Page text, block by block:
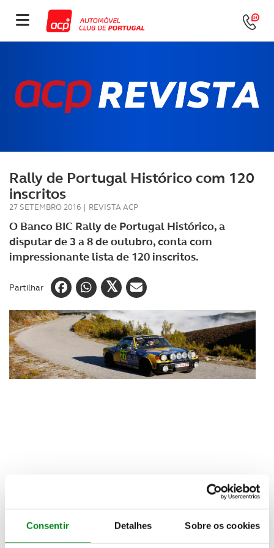
Consentir Detalhes Sobre os cookies
Rally de Portugal Histórico com 120
inscritos
27 SETEMBRO 2016 | REVISTA ACP
O Banco BIC Rally de Portugal Histórico, a
disputar de 3 a 8 de outubro, conta com
impressionante lista de 120 inscritos.
Partilhar
Com um fantástico número de 120 inscritos, a
prova do Automóvel Clube de Portugal conta com a
participação do vencedor das últimas três edições,
João Mexia, a encabeçar um pelotão de 29
formações nacionais, ao qual se juntam